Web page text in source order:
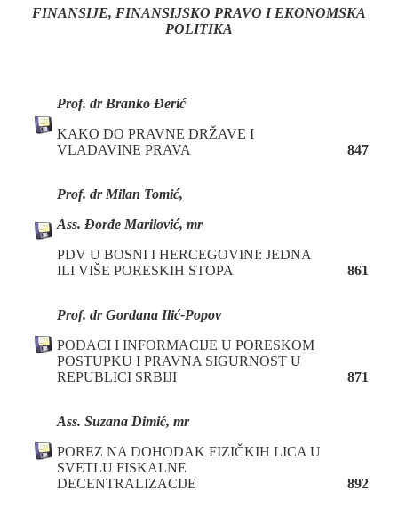
FINANSIJE, FINANSIJSKO PRAVO I EKONOMSKA
POLITIKA
Prof. dr Branko Đerić
KAKO DO PRAVNE DRŽAVE I
VLADAVINE PRAVA
847
Prof. dr Milan Tomić,
Ass. Đorđe Marilović, mr
PDV U BOSNI I HERCEGOVINI: JEDNA
ILI VIŠE PORESKIH STOPA
861
Prof. dr Gordana Ilić-Popov
PODACI I INFORMACIJE U PORESKOM
POSTUPKU I PRAVNA SIGURNOST U
REPUBLICI SRBIJI
871
Ass. Suzana Dimić, mr
POREZ NA DOHODAK FIZIČKIH LICA U
SVETLU FISKALNE
DECENTRALIZACIJE
892